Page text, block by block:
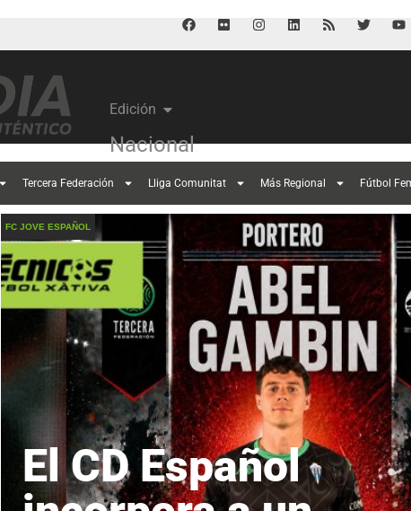
Edición
Nacional
Tercera Federación Lliga Comunitat Más Regional Fútbol
FC JOVE ESPAÑOL
El CD Español